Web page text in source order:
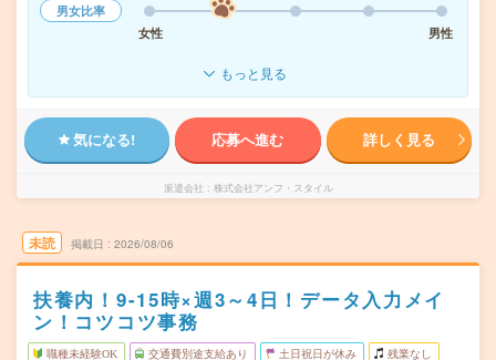
男女比率
女性
男性
もっと見る
気になる! 応募へ進む 詳しく見る
派遣会社 株式会社アンフ・スタイル
未読 掲載日 2026/08/06
扶養内！9-15時×週3～4日！データ入力メイ
ン！コツコツ事務
職種未経験OK 交通費別途支給あり 土日祝日が休み 残業なし